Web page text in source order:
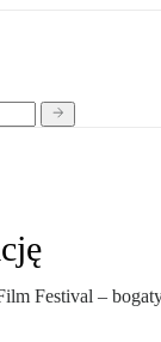
Festival –